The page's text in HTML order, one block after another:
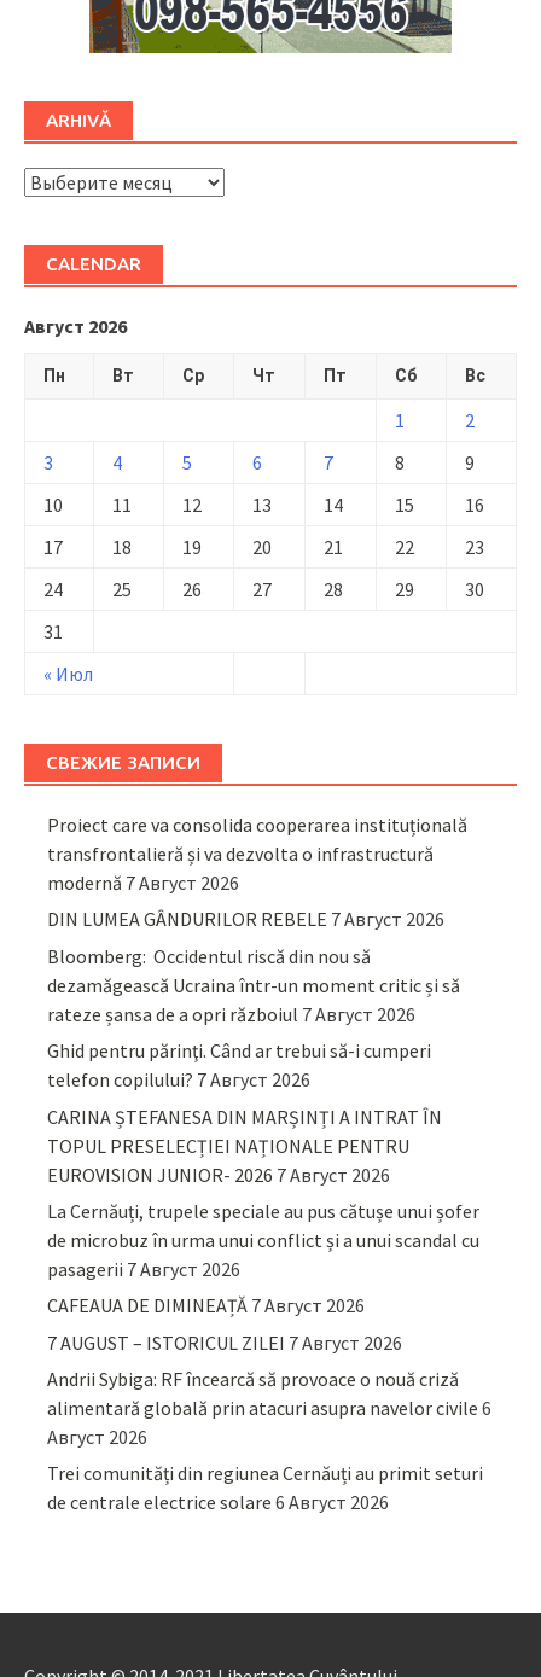
ARHIVĂ
ARHIVĂ
CALENDAR
Август 2026
Пн Вт Ср Чт Пт Сб Вс
« Июл
1
2
3
4 5 6 7 8
9
10
11 12 13 14 15
16
17
18 19 20 21 22
23
24
25 26 27 28 29
30
31
СВЕЖИЕ ЗАПИСИ
Proiect care va consolida cooperarea instituțională
transfrontalieră și va dezvolta o infrastructură
modernă 7 Август 2026
DIN LUMEA GÂNDURILOR REBELE 7 Август 2026
Bloomberg: Occidentul riscă din nou să
dezamăgească Ucraina într-un moment critic și să
rateze șansa de a opri războiul 7 Август 2026
Ghid pentru părinţi. Când ar trebui să-i cumperi
telefon copilului? 7 Август 2026
CARINA ȘTEFANESA DIN MARȘINȚI A INTRAT ÎN
TOPUL PRESELECȚIEI NAȚIONALE PENTRU
EUROVISION JUNIOR- 2026 7 Август 2026
La Cernăuți, trupele speciale au pus cătușe unui șofer
de microbuz în urma unui conflict și a unui scandal cu
pasagerii 7 Август 2026
CAFEAUA DE DIMINEAȚĂ 7 Август 2026
7 AUGUST – ISTORICUL ZILEI 7 Август 2026
Andrii Sybiga: RF încearcă să provoace o nouă criză
alimentară globală prin atacuri asupra navelor civile 6
Август 2026
Trei comunități din regiunea Cernăuți au primit seturi
de centrale electrice solare 6 Август 2026